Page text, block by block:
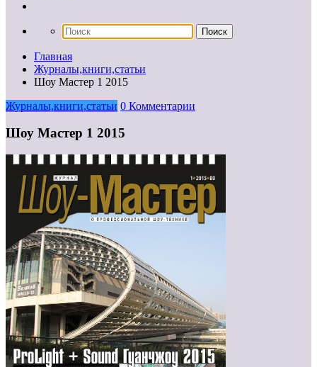
Главная
Журналы,книги,статьи
Шоу Мастер 1 2015
Журналы,книги,статьи 0 Комментарии
Шоу Мастер 1 2015